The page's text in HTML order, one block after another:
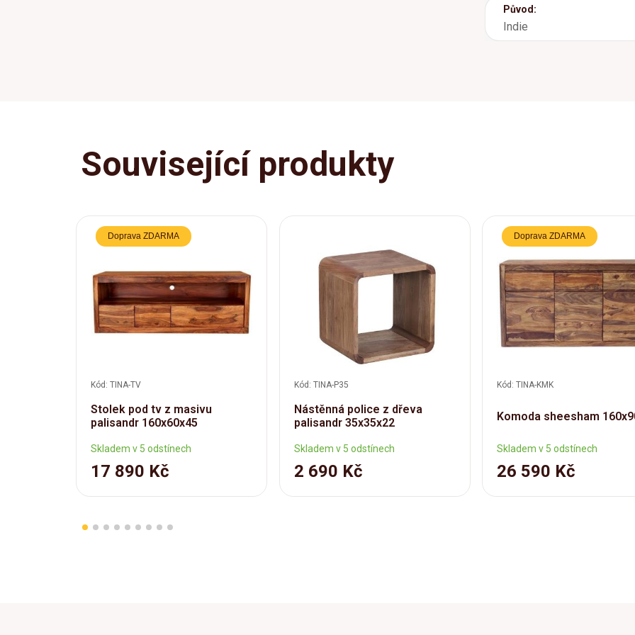
Původ:
Indie
Související produkty
Doprava ZDARMA
Kód: TINA-TV
Stolek pod tv z masivu
palisandr 160x60x45
Skladem v 5 odstínech
17 890 Kč
Kód: TINA-P35
Nástěnná police z dřeva
palisandr 35x35x22
Skladem v 5 odstínech
2 690 Kč
Doprava ZDARMA
Kód: TINA-KMK
Komoda sheesham
Skladem v 5 odstínech
26 590 Kč